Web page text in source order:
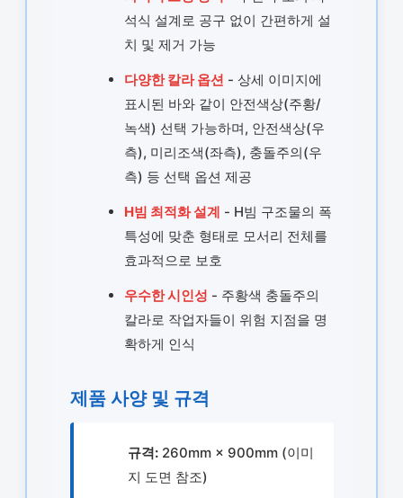
석식 설계로 공구 없이 간편하게 설
치 및 제거 가능
다양한 칼라 옵션 - 상세 이미지에
표시된 바와 같이 안전색상(주황/
녹색) 선택 가능하며, 안전색상(우
측), 미리조색(좌측), 충돌주의(우
측) 등 선택 옵션 제공
H빔 최적화 설계 - H빔 구조물의 폭
특성에 맞춘 형태로 모서리 전체를
효과적으로 보호
우수한 시인성 - 주황색 충돌주의
칼라로 작업자들이 위험 지점을 명
확하게 인식
제품 사양 및 규격
규격:260mm × 900mm (이미
지 도면 참조)